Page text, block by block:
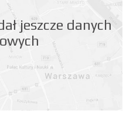
jeszcze danych